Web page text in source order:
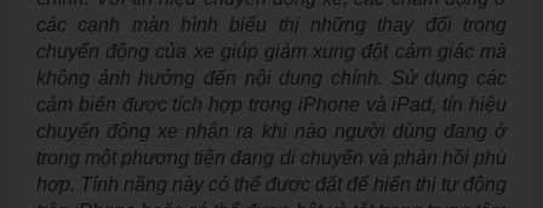
các cạnh màn hình biểu thị những thay đổi trong
chuyển động của xe giúp giảm xung đột cảm giác mà
không ảnh hưởng đến nội dung chính. Sử dụng các
cảm biến được tích hợp trong iPhone và iPad, tín hiệu
chuyển động xe nhận ra khi nào người dùng đang ở
trong một phương tiện đang di chuyển và phản hồi phù
hợp. Tính năng này có thể được đặt để hiển thị tự động